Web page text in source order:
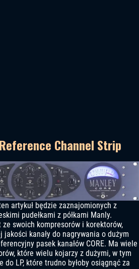
Channel Strip
artykuł będzie zaznajomionych z
pudełkami z półkami Manly.
swoich kompresorów i korektorów,
kanały do ​​nagrywania o dużym
pasek kanałów CORE. Ma wiele
które wielu kojarzy z dużymi, w tym
do LP, które trudno byłoby osiągnąć za